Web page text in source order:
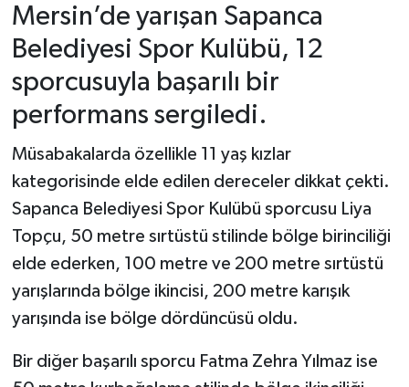
Mersin’de yarışan Sapanca
Belediyesi Spor Kulübü, 12
sporcusuyla başarılı bir
performans sergiledi.
Müsabakalarda özellikle 11 yaş kızlar
kategorisinde elde edilen dereceler dikkat çekti.
Sapanca Belediyesi Spor Kulübü sporcusu Liya
Topçu, 50 metre sırtüstü stilinde bölge birinciliği
elde ederken, 100 metre ve 200 metre sırtüstü
yarışlarında bölge ikincisi, 200 metre karışık
yarışında ise bölge dördüncüsü oldu.
Bir diğer başarılı sporcu Fatma Zehra Yılmaz ise